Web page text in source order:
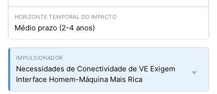
Médio prazo (2-4 anos)
Necessidades de Conectividade de VE Exigem
Interface Homem-Máquina Mais Rica